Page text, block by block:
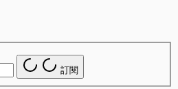
訂閱